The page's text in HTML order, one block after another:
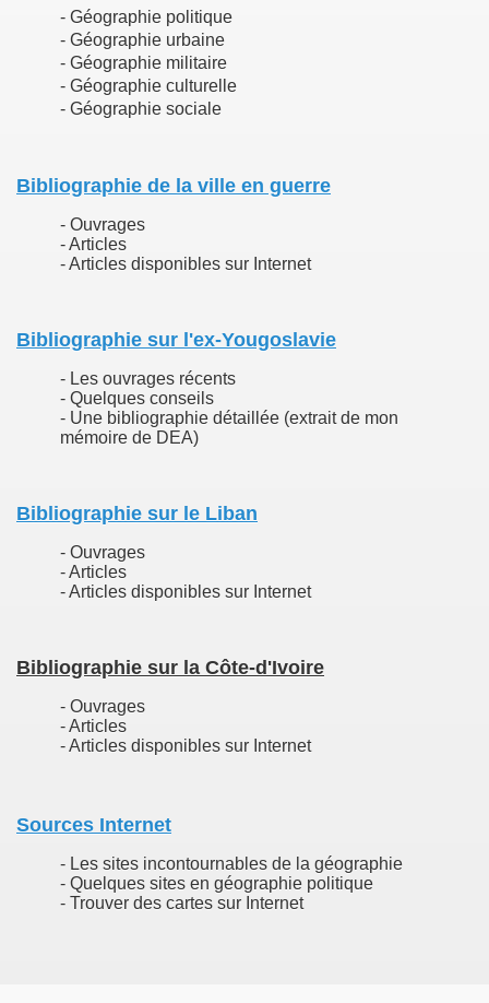
- Géographie politique
- Géographie urbaine
- Géographie militaire
- Géographie culturelle
- Géographie sociale
Bibliographie de la ville en guerre
- Ouvrages
- Articles
- Articles disponibles sur Internet
Bibliographie sur l'ex-Yougoslavie
- Les ouvrages récents
- Quelques conseils
- Une bibliographie détaillée (extrait de mon
mémoire de DEA)
Bibliographie sur le Liban
- Ouvrages
- Articles
- Articles disponibles sur Internet
Bibliographie sur la Côte-d'Ivoire
- Ouvrages
- Articles
- Articles disponibles sur Internet
Sources Internet
- Les sites incontournables de la géographie
- Quelques sites en géographie politique
- Trouver des cartes sur Internet